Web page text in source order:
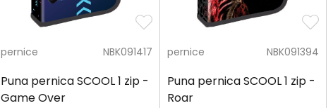
pernice NBK091417
Puna pernica SCOOL 1 zip -
Game Over
pernice NBK091394
Puna pernica SCOOL 1 zip -
Roar